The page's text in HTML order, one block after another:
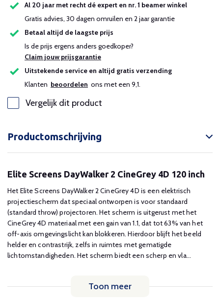
Al 20 jaar met recht dé expert en nr. 1 beamer winkel
Gratis advies, 30 dagen omruilen en 2 jaar garantie
Betaal altijd de laagste prijs
Is de prijs ergens anders goedkoper?
Claim jouw prijsgarantie
Uitstekende service en altijd gratis verzending
Klanten beoordelen ons met een 9,1.
Vergelijk dit product
Productomschrijving
Elite Screens DayWalker 2 CineGrey 4D 120 inch
Het Elite Screens DayWalker 2 CineGrey 4D is een elektrisch
projectiescherm dat speciaal ontworpen is voor standaard
(standard throw) projectoren. Het scherm is uitgerust met het
CineGrey 4D materiaal met een gain van 1.1, dat tot 63% van het
off-axis omgevingslicht kan blokkeren. Hierdoor blijft het beeld
helder en contrastrijk, zelfs in ruimtes met gematigde
lichtomstandigheden. Het scherm biedt een scherp en vla...
Toon meer